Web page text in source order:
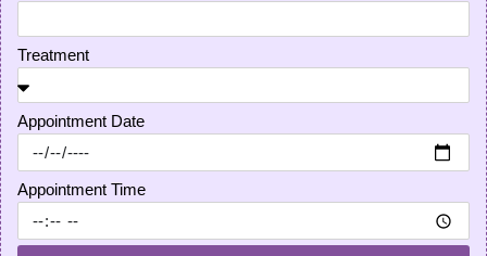
Treatment
Appointment Date
Appointment Time